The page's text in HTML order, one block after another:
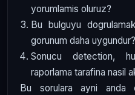
yorumlamis oluruz?
Bu bulguyu
gorunum daha uygundur?
Sonucu detection,
raporlama tarafina nasil
Bu sorulara ayni anda